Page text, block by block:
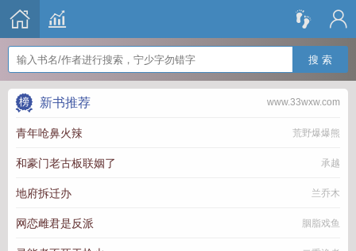
搜 索
www.33wxw.com
新书推荐
青年呛鼻火辣 荒野爆爆熊
和豪门老古板联姻了 承越
地府拆迁办 兰乔木
网恋雌君是反派 胭脂戏鱼